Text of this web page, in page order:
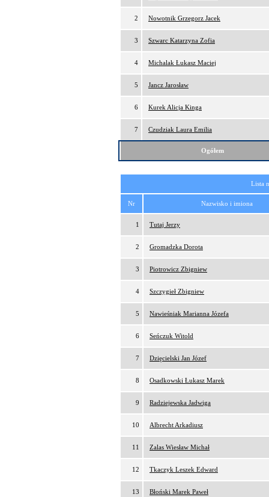
2 Nowotnik Grzegorz Jacek
3 Szwarc Katarzyna Zofia
4 Michalak Łukasz Maciej
5 Jancz Jarosław
6 Kurek Alicja Kinga
7 Czudziak Laura Emilia
Ogółem
Lista
Nr Nazwisko i imiona
1 Tutaj Jerzy
2 Gromadzka Dorota
3 Piotrowicz Zbigniew
4 Szczygieł Zbigniew
5 Nawieśniak Marianna Józefa
6 Seńczuk Witold
7 Dzięcielski Jan Józef
8 Osadkowski Łukasz Marek
9 Radziejewska Jadwiga
10 Albrecht Arkadiusz
11 Zalas Wiesław Michał
12 Tkaczyk Leszek Edward
13 Błoński Marek Paweł